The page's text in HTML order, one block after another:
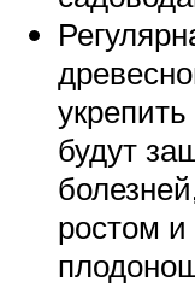
будут
ростом